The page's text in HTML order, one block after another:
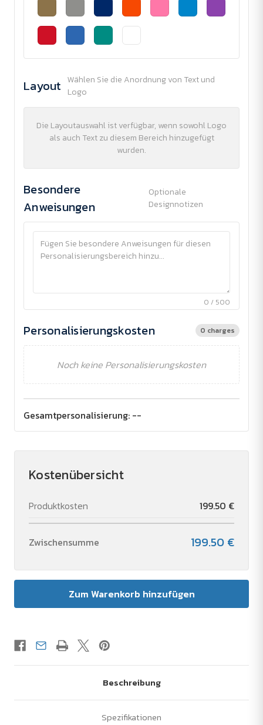
Layout Wählen Sie die Anordnung von Text und
Logo
Die Layoutauswahl ist verfügbar, wenn sowohl Logo
als auch Text zu diesem Bereich hinzugefügt
wurden.
Besondere
Anweisungen
Optionale
Designnotizen
0 / 500
Personalisierungskosten 0 charges
Noch keine Personalisierungskosten
Gesamtpersonalisierung: --
Kostenübersicht
Produktkosten 199.50 €
Zwischensumme 199.50 €
Beschreibung
Spezifikationen